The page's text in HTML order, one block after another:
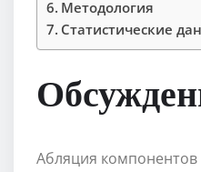
Методология
Статистические
Абляция компонентов